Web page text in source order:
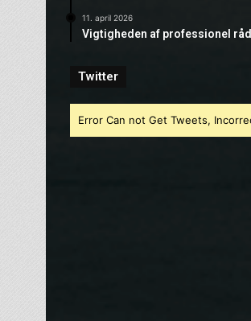
11. april 2026
Vigtigheden af professionel
Twitter
Error Can not Get Tweets,